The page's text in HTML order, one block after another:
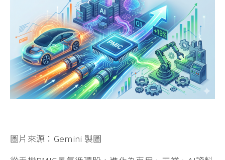
圖片來源：Gemini 製圖